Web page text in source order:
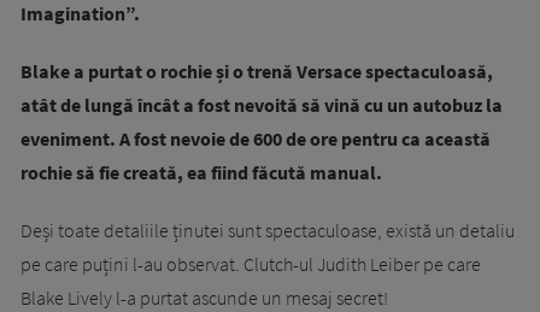
Imagination”.
Blake a purtat o rochie și o trenă Versace spectaculoasă,
atât de lungă încât a fost nevoită să vină cu un autobuz la
eveniment. A fost nevoie de 600 de ore pentru ca această
rochie să fie creată, ea fiind făcută manual.
Deși toate detaliile ținutei sunt spectaculoase, există un detaliu
pe care puțini l-au observat. Clutch-ul Judith Leiber pe care
Blake Lively l-a purtat ascunde un mesaj secret!